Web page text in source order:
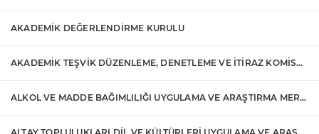
AKADEMİK DEĞERLENDİRME KURULU
AKADEMİK TEŞVİK DÜZENLEME, DENETLEME VE İTİRAZ KOMİSYONU
ALKOL VE MADDE BAĞIMLILIĞI UYGULAMA VE ARAŞTIRMA MERKEZİ